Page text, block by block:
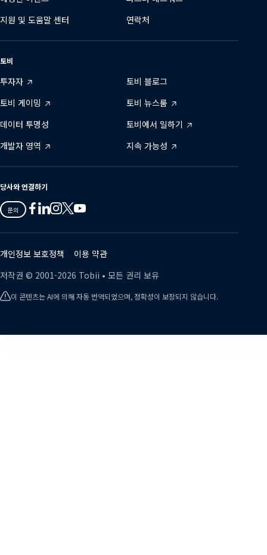
지원 및 도움말 센터
연락처
토비
투자자
토비 블로그
토비 게이밍
토비 뉴스룸
데이터 투명성
토비에서 일하기
개발자 영역
지속 가능성
당사와 연결하기
문의
Tobii
on
Facebook
Tobii
on
Linkedin
Tobii
on
Instagram
Tobii
on
Twitter
Tobii
on
Youtube
개인정보 보호정책
이용 약관
저작권 © 2001-2026 Tobii • 모든 권리 보유
이 콘텐츠는 AI에 의해 자동 번역되었으며, 정확성이 보장되지 않습니다.